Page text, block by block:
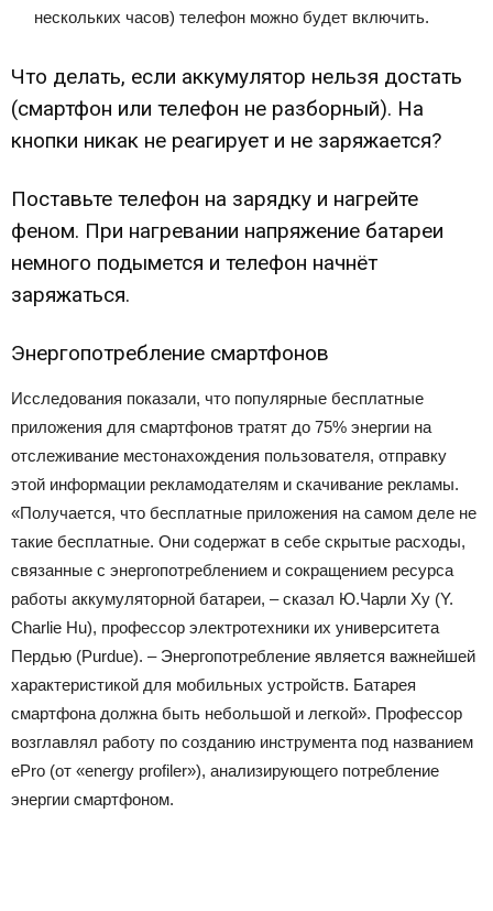
нескольких часов) телефон можно будет включить.
Что делать, если аккумулятор нельзя достать
(смартфон или телефон не разборный). На
кнопки никак не реагирует и не заряжается?
Поставьте телефон на зарядку и нагрейте
феном. При нагревании напряжение батареи
немного подымется и телефон начнёт
заряжаться.
Энергопотребление смартфонов
Исследования показали, что популярные бесплатные
приложения для смартфонов тратят до 75% энергии на
отслеживание местонахождения пользователя, отправку
этой информации рекламодателям и скачивание рекламы.
«Получается, что бесплатные приложения на самом деле не
такие бесплатные. Они содержат в себе скрытые расходы,
связанные с энергопотреблением и сокращением ресурса
работы аккумуляторной батареи, – сказал Ю.Чарли Ху (Y.
Charlie Hu), профессор электротехники их университета
Пердью (Purdue). – Энергопотребление является важнейшей
характеристикой для мобильных устройств. Батарея
смартфона должна быть небольшой и легкой». Профессор
возглавлял работу по созданию инструмента под названием
ePro (от «energy profiler»), анализирующего потребление
энергии смартфоном.